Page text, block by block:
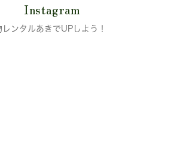
Instagram
ンタルあきでUPしよう！